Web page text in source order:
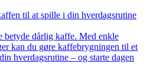
til at spille i din hverdagsrutine
betyde dårlig kaffe. Med enkle
kan du gøre kaffebrygningen til et
hverdagsrutine – og starte dagen